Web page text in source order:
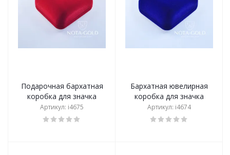
Подарочная бархатная
коробка для значка
Артикул: i4675
Бархатная ювелирная
коробка для значка
Артикул: i4674